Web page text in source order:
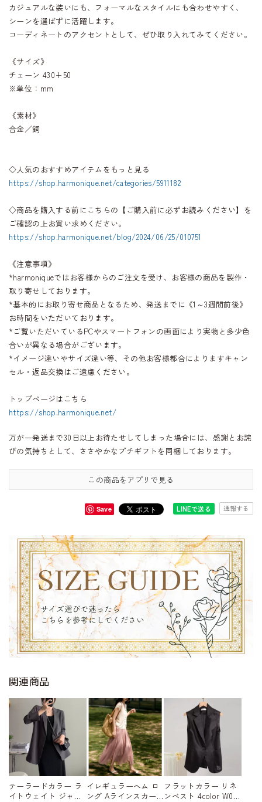
カジュアルな装いにも、フォーマルなスタイルにも合わせやすく、
シーンを選ばずに活躍します。
コーディネートのアクセントとして、ぜひ取り入れてみてください。
《サイズ》
チェーン 430+50
※単位：mm
《素材》
合金／銅
◇人気のおすすめアイテムをもっと見る
https://shop.harmonique.net/categories/5911182
◇商品を購入する前にこちらの【ご購入前に必ずお読みください】を
ご確認の上お買い求めください。
https://shop.harmonique.net/blog/2024/06/25/010751
《注意事項》
*harmoniqueではお客様からのご注文を受け、お客様の商品を製作・
取り寄せしております。
*基本的にお取り寄せ商品となるため、発送までに《1～3週間前後》
お時間をいただいております。
*ご覧いただいているPCやスマートフォンの画面により実物と多少色
合いが異なる場合がございます。
*イメージ違いやサイズ違い等、その他お客様都合によりますキャン
セル・返品交換はご遠慮ください。
トップページはこちら
https://shop.harmonique.net/
万が一発送まで30日以上お待たせしてしまった場合には、感謝とお詫
びの気持ちとして、ささやかなプチギフトを同梱しております。
この商品をアプリで見る
Save LINEで送る 通報する
関連商品
テーラードカラー ラ
イトウェイト ジャ
イレギュラーヘム ロ
ング Aラインスカー
フラットカラー リネ
ンベスト 4color W015